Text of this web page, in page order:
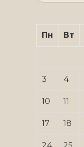
Пн
Вт
3 4
10 11
17 18